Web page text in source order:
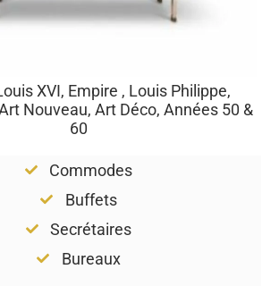
XVI, Empire , Louis Philippe,
Nouveau, Art Déco, Années 50 &
60
Commodes
Buffets
Secrétaires
Bureaux